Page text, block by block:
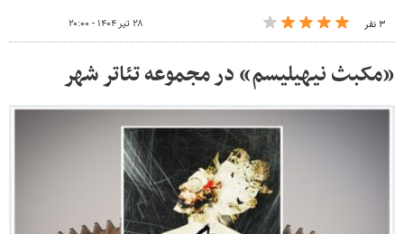
۳ نفر ۲۸ تیر ۱۴۰۴ - ۲۰:۰۰
«مکبث نیهیلیسم» در مجموعه تئاتر شهر